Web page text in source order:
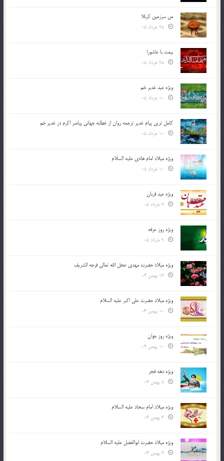
من سرزمین کربلا
بیعت با عاشورا
ویژه عید غدیر خم
کامل ترین پیام غدیر ترجمه روان از خطابه جهانی پیامبر اکرم در غدیر خم
ویژه میلاد امام هادی علیه السلام
ویژه عید قربان
ویژه روز عرفه
ویژه میلاد حضرت مهدی عجل الله تعالی فرجه الشريف
ویژه میلاد حضرت علی اکبر علیه السلام
ویژه روز جوان
ویژه دهه فجر
ویژه میلاد امام سجاد علیه السلام
ویژه میلاد حضرت ابوالفضل علیه السلام